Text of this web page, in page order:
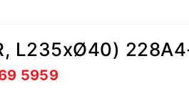
L235xØ40)
5959